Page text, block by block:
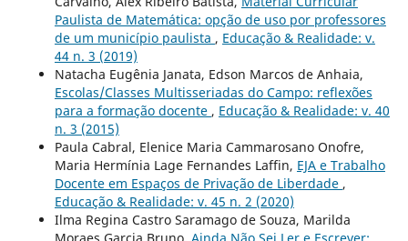
Paulista de Matemática: opção de uso por professores
de um município paulista , Educação & Realidade: v.
44 n. 3 (2019)
Natacha Eugênia Janata, Edson Marcos de Anhaia,
Escolas/Classes Multisseriadas do Campo: reflexões
para a formação docente , Educação & Realidade: v. 40
n. 3 (2015)
Paula Cabral, Elenice Maria Cammarosano Onofre,
Maria Hermínia Lage Fernandes Laffin, EJA e Trabalho
Docente em Espaços de Privação de Liberdade ,
Educação & Realidade: v. 45 n. 2 (2020)
Ilma Regina Castro Saramago de Souza, Marilda